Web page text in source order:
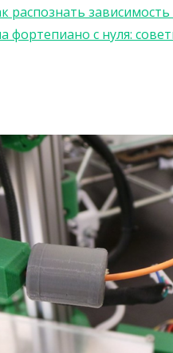
распознать
фортепиано с нуля: